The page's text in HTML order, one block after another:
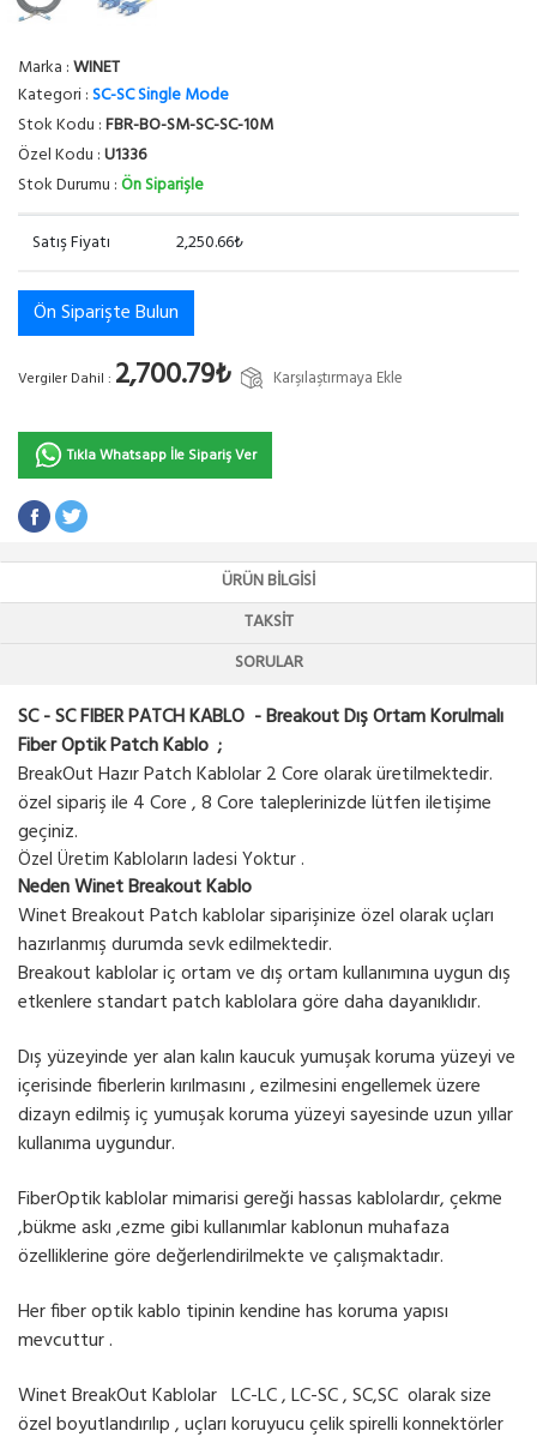
Marka :WINET
Kategori :SC-SC Single Mode
Stok Kodu :FBR-BO-SM-SC-SC-10M
Özel Kodu :U1336
Stok Durumu :Ön Siparişle
Satış Fiyatı 2,250.66₺
Ön Siparişte Bulun
Vergiler Dahil : 2,700.79₺ Karşılaştırmaya Ekle
Tıkla Whatsapp İle Sipariş Ver
ÜRÜN BILGISI
TAKSIT
SORULAR
SC - SC FIBER PATCH KABLO - Breakout Dış Ortam Korulmalı
Fiber Optik Patch Kablo ;
BreakOut Hazır Patch Kablolar 2 Core olarak üretilmektedir.
özel sipariş ile 4 Core , 8 Core taleplerinizde lütfen iletişime
geçiniz.
Özel Üretim Kabloların Iadesi Yoktur .
Neden Winet Breakout Kablo
Winet Breakout Patch kablolar siparişinize özel olarak uçları
hazırlanmış durumda sevk edilmektedir.
Breakout kablolar iç ortam ve dış ortam kullanımına uygun dış
etkenlere standart patch kablolara göre daha dayanıklıdır.
Dış yüzeyinde yer alan kalın kaucuk yumuşak koruma yüzeyi ve
içerisinde fiberlerin kırılmasını , ezilmesini engellemek üzere
dizayn edilmiş iç yumuşak koruma yüzeyi sayesinde uzun yıllar
kullanıma uygundur.
FiberOptik kablolar mimarisi gereği hassas kablolardır, çekme
,bükme askı ,ezme gibi kullanımlar kablonun muhafaza
özelliklerine göre değerlendirilmekte ve çalışmaktadır.
Her fiber optik kablo tipinin kendine has koruma yapısı
mevcuttur .
Winet BreakOut Kablolar LC-LC , LC-SC , SC,SC olarak size
özel boyutlandırılıp , uçları koruyucu çelik spirelli konnektörler